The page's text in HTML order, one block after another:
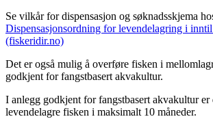
Se vilkår for dispensasjon og søknadsskjema
Dispensasjonsordning for levendelagring i
(fiskeridir.no)
Det er også mulig å overføre fisken i
godkjent for fangstbasert akvakultur.
I anlegg godkjent for fangstbasert akvakultur er
levendelagre fisken i maksimalt 10 måneder.